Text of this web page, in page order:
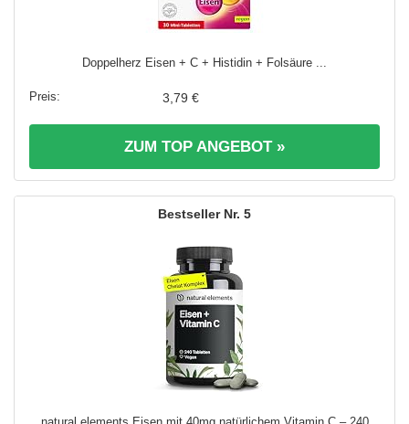
Doppelherz Eisen + C + Histidin + Folsäure ...
3,79 €
ZUM TOP ANGEBOT »
5